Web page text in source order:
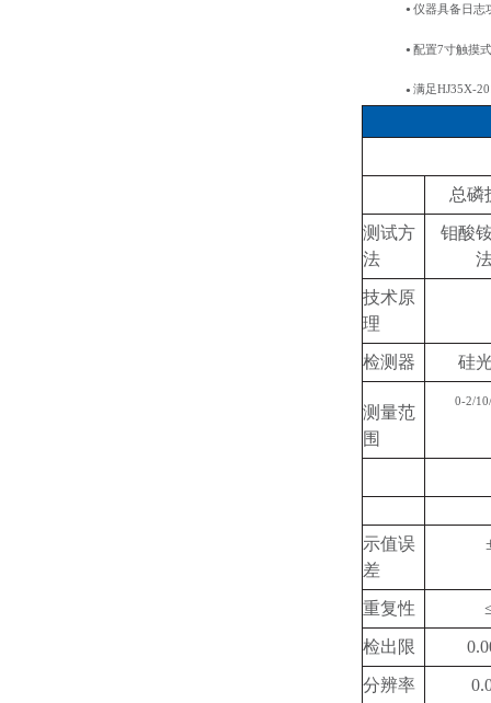
● 仪器具备日志
● 配置7寸触摸
● 满足HJ35X-
总磷
测试方
法
钼酸
技术原
理
检测器 硅
测量范
围
0-2/
示值误
差
重复性
检出限
分辨率